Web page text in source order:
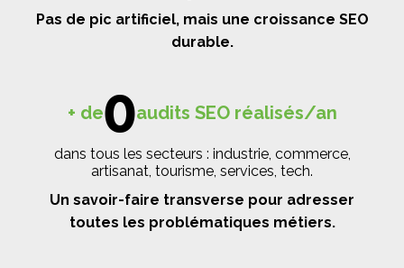
Pas de pic artificiel, mais une croissance SEO
durable.
+ de0audits SEO réalisés/an
dans tous les secteurs : industrie, commerce,
artisanat, tourisme, services, tech.
Un savoir-faire transverse pour adresser
toutes les problématiques métiers.